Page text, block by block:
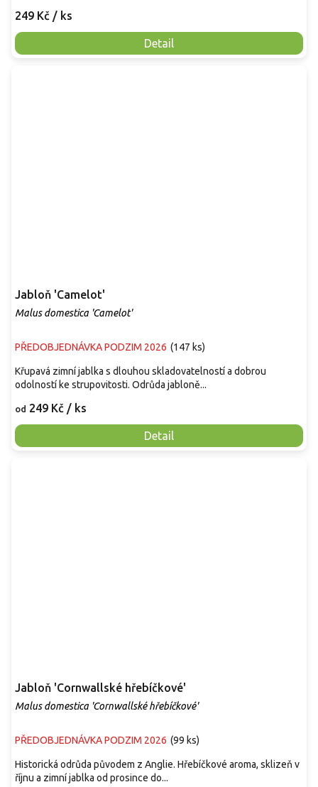
249 Kč / ks
Detail
Jabloň 'Camelot'
Malus domestica 'Camelot'
PŘEDOBJEDNÁVKA PODZIM 2026 (147 ks)
od 249 Kč / ks
Detail
Křupavá zimní jablka s dlouhou skladovatelností a dobrou
odolností ke strupovitosti. Odrůda jabloně...
Jabloň 'Cornwallské hřebíčkové'
Malus domestica 'Cornwallské hřebíčkové'
PŘEDOBJEDNÁVKA PODZIM 2026 (99 ks)
Historická odrůda původem z Anglie. Hřebíčkové aroma, sklizeň v
říjnu a zimní jablka od prosince do...